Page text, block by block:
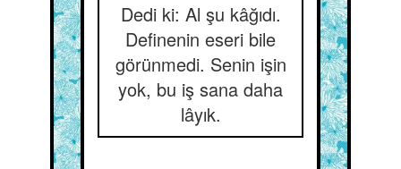
Dedi ki: Al şu kâğıdı.
Definenin eseri bile
görünmedi. Senin işin
yok, bu iş sana daha
lâyık.